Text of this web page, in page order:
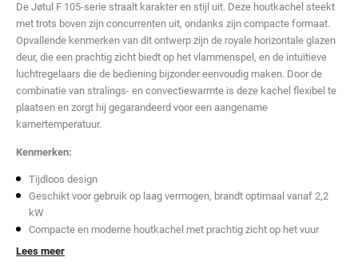
De Jøtul F 105-serie straalt karakter en stijl uit. Deze houtkachel steekt
met trots boven zijn concurrenten uit, ondanks zijn compacte formaat.
Opvallende kenmerken van dit ontwerp zijn de royale horizontale glazen
deur, die een prachtig zicht biedt op het vlammenspel, en de intuïtieve
luchtregelaars die de bediening bijzonder eenvoudig maken. Door de
combinatie van stralings- en convectiewarmte is deze kachel flexibel te
plaatsen en zorgt hij gegarandeerd voor een aangename
kamertemperatuur.
Kenmerken:
Tijdloos design
Geschikt voor gebruik op laag vermogen, brandt optimaal vanaf 2,2
kW
Compacte en moderne houtkachel met prachtig zicht op het vuur
Lees meer